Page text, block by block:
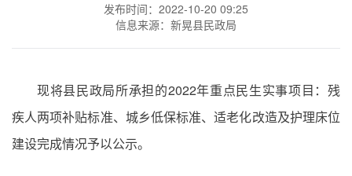
发布时间：2022-10-20 09:25
信息来源：新晃县民政局
现将县民政局所承担的2022年重点民生实事项目：残
疾人两项补贴标准、城乡低保标准、适老化改造及护理床位
建设完成情况予以公示。